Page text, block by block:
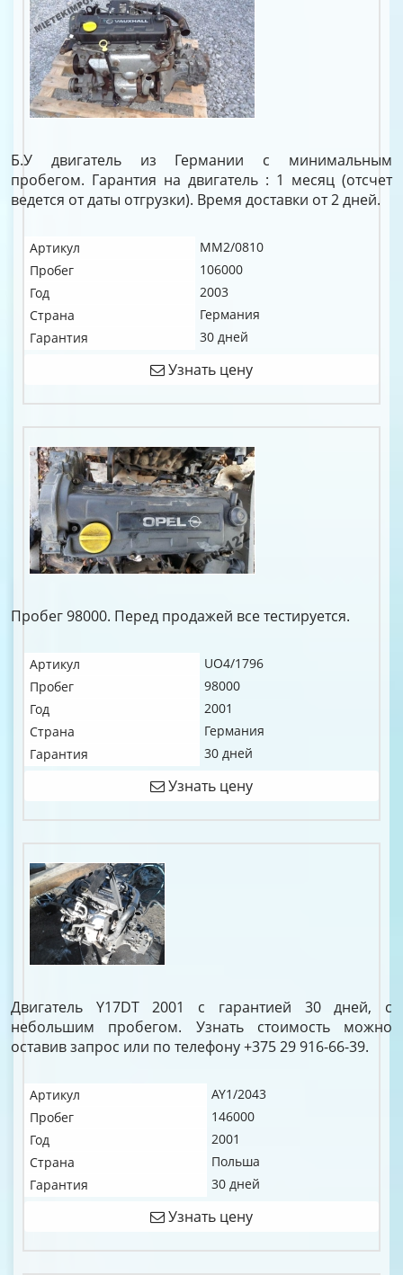
Б.У двигатель из Германии с минимальным
пробегом. Гарантия на двигатель : 1 месяц (отсчет
ведется от даты отгрузки). Время доставки от 2 дней.
Артикул
MM2/0810
Пробег
106000
Год
2003
Страна
Германия
Гарантия
30 дней
Узнать цену
Пробег 98000. Перед продажей все тестируется.
Артикул
UO4/1796
Пробег
98000
Год
2001
Страна
Германия
Гарантия
30 дней
Узнать цену
Двигатель Y17DT 2001 с гарантией 30 дней, с
небольшим пробегом. Узнать стоимость можно
оставив запрос или по телефону +375 29 916-66-39.
Артикул
AY1/2043
Пробег
146000
Год
2001
Страна
Польша
Гарантия
30 дней
Узнать цену